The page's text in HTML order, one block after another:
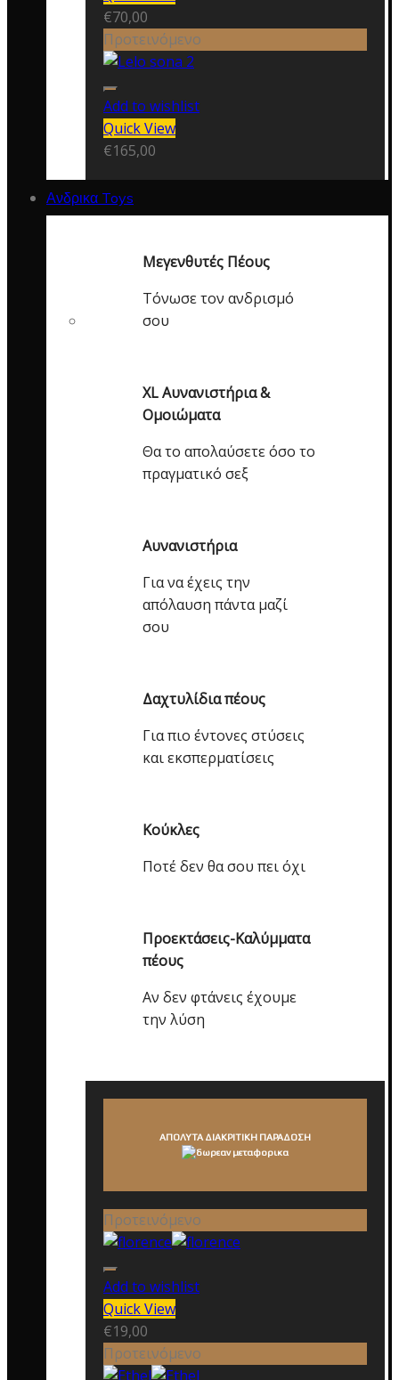
€70,00
Προτεινόμενο
Add to wishlist
Quick View
€165,00
Ανδρικα Toys
Μεγενθυτές Πέους
Τόνωσε τον ανδρισμό
σου
XL Αυνανιστήρια &
Ομοιώματα
Θα το απολαύσετε όσο το
πραγματικό σεξ
Αυνανιστήρια
Για να έχεις την
απόλαυση πάντα μαζί
σου
Δαχτυλίδια πέους
Για πιο έντονες στύσεις
και εκσπερματίσεις
Κούκλες
Ποτέ δεν θα σου πει όχι
Προεκτάσεις-Καλύμματα
πέους
Αν δεν φτάνεις έχουμε
την λύση
ΑΠΟΛΥΤΑ ΔΙΑΚΡΙΤΙΚΗ ΠΑΡΑΔΟΣΗ
Προτεινόμενο
Add to wishlist
Quick View
€19,00
Προτεινόμενο